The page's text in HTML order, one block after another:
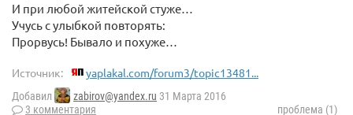
И при любой житейской стуже…
Учусь с улыбкой повторять:
Прорвусь! Бывало и похуже…
Источник: yaplakal.com/forum3/topic13481...
Добавил zabirov@yandex.ru 31 Марта 2016
3 комментария
проблема (1)